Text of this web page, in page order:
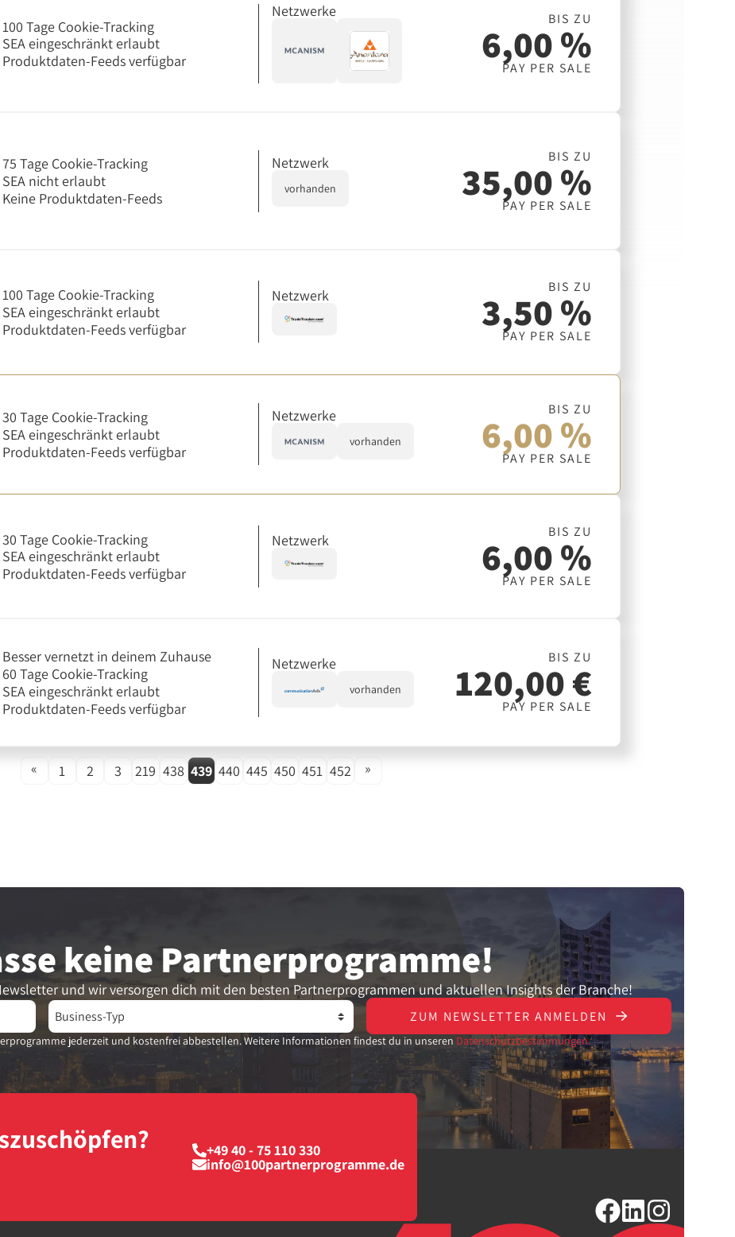
100 Tage Cookie-Tracking
SEA eingeschränkt erlaubt
Produktdaten-Feeds verfügbar
Netzwerke BIS ZU
6,00 %
PAY PER SALE
75 Tage Cookie-Tracking
SEA nicht erlaubt
Keine Produktdaten-Feeds
Netzwerk
vorhanden
BIS ZU
35,00 %
PAY PER SALE
100 Tage Cookie-Tracking
SEA eingeschränkt erlaubt
Produktdaten-Feeds verfügbar
Netzwerk BIS ZU
3,50 %
PAY PER SALE
30 Tage Cookie-Tracking
SEA eingeschränkt erlaubt
Produktdaten-Feeds verfügbar
Netzwerke
vorhanden
BIS ZU
6,00 %
PAY PER SALE
30 Tage Cookie-Tracking
SEA eingeschränkt erlaubt
Produktdaten-Feeds verfügbar
Netzwerk BIS ZU
6,00 %
PAY PER SALE
Besser vernetzt in deinem Zuhause
60 Tage Cookie-Tracking
SEA eingeschränkt erlaubt
Produktdaten-Feeds verfügbar
Netzwerke
vorhanden
BIS ZU
120,00 €
PAY PER SALE
« 1 2 3 219 438 439 440 445 450 451 452 »
keine Partner­programme!
und wir versorgen dich mit den besten Partnerprogrammen und aktuellen Insights der Branche!
ZUM NEWSLETTER ANMELDEN
jederzeit und kostenfrei abbestellen. Weitere Informationen findest du in unseren Datenschutzbestimmungen.
+49 40 - 75 110 330
info@100partnerprogramme.de